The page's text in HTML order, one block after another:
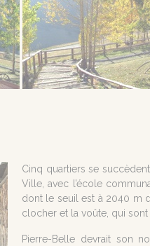
Cinq quartiers se
Ville, avec l’école
dont le seuil est à 2040 m
clocher et la voûte, qui sont
Pierre-Belle devrait son